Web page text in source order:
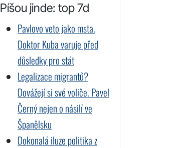
Píšou jinde: top 7d
Pavlovo veto jako msta.
Doktor Kuba varuje před
důsledky pro stát
Legalizace migrantů?
Dovážejí si své voliče. Pavel
Černý nejen o násilí ve
Španělsku
Dokonalá iluze politika z